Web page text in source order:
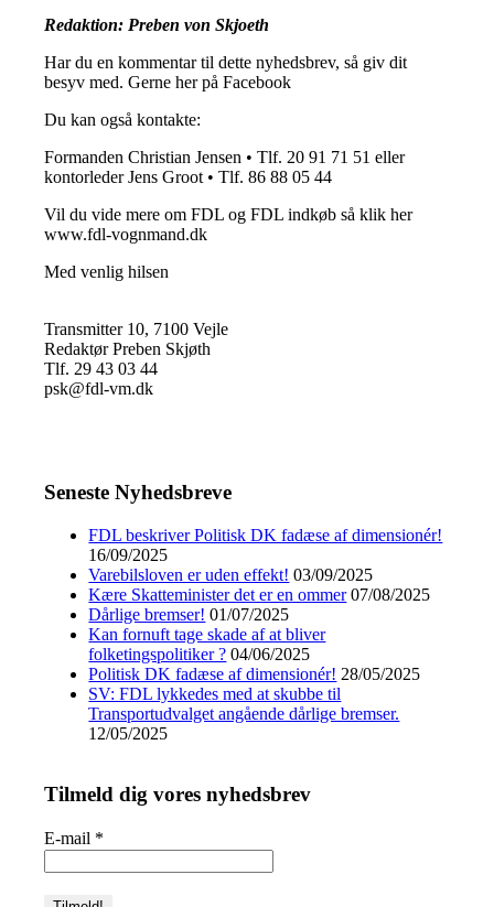
Redaktion: Preben von Skjoeth
Har du en kommentar til dette nyhedsbrev, så giv dit
besyv med. Gerne her på Facebook
Du kan også kontakte:
Formanden Christian Jensen • Tlf. 20 91 71 51 eller
kontorleder Jens Groot • Tlf. 86 88 05 44
Vil du vide mere om FDL og FDL indkøb så klik her
www.fdl-vognmand.dk
Med venlig hilsen
Transmitter 10, 7100 Vejle
Redaktør Preben Skjøth
Tlf. 29 43 03 44
psk@fdl-vm.dk
Seneste Nyhedsbreve
FDL beskriver Politisk DK fadæse af dimensionér!
16/09/2025
Varebilsloven er uden effekt! 03/09/2025
Kære Skatteminister det er en ommer 07/08/2025
Dårlige bremser! 01/07/2025
Kan fornuft tage skade af at bliver
folketingspolitiker ? 04/06/2025
Politisk DK fadæse af dimensionér! 28/05/2025
SV: FDL lykkedes med at skubbe til
Transportudvalget angående dårlige bremser.
12/05/2025
Tilmeld dig vores nyhedsbrev
E-mail *